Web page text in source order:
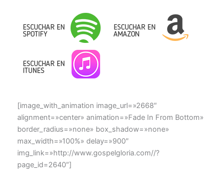
[image_with_animation image_url=»2668″
alignment=»center» animation=»Fade In From Bottom»
border_radius=»none» box_shadow=»none»
max_width=»100%» delay=»900″
img_link=»http://www.gospelgloria.com//?
page_id=2640″]